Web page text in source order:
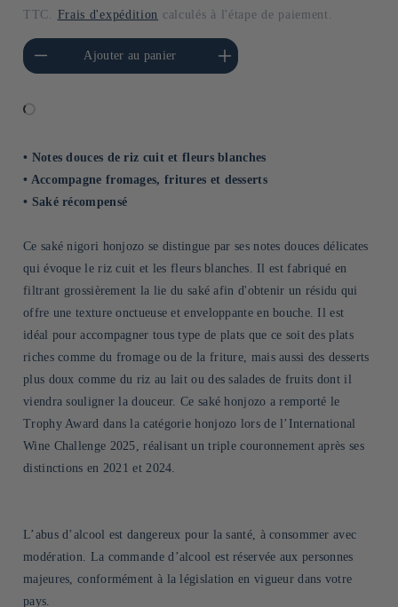
TTC. Frais d'expédition calculés à l'étape de paiement.
quantité de Default
Title
Ajouter au panier
Augmenter la quantité de
Default Title
• Notes douces de riz cuit et fleurs blanches
• Accompagne fromages, fritures et desserts
• Saké récompensé
Ce saké nigori honjozo se distingue par ses notes douces délicates
qui évoque le riz cuit et les fleurs blanches. Il est fabriqué en
filtrant grossièrement la lie du saké afin d'obtenir un résidu qui
offre une texture onctueuse et enveloppante en bouche. Il est
idéal pour accompagner tous type de plats que ce soit des plats
riches comme du fromage ou de la friture, mais aussi des desserts
plus doux comme du riz au lait ou des salades de fruits dont il
viendra souligner la douceur. Ce saké honjozo a remporté le
Trophy Award dans la catégorie honjozo lors de l’International
Wine Challenge 2025, réalisant un triple couronnement après ses
distinctions en 2021 et 2024.
L’abus d’alcool est dangereux pour la santé, à consommer avec
modération. La commande d’alcool est réservée aux personnes
majeures, conformément à la législation en vigueur dans votre
pays.